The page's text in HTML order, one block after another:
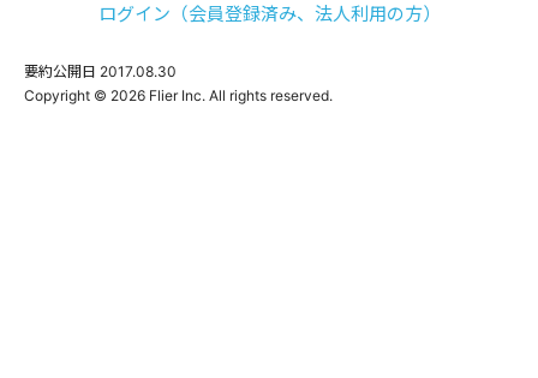
ログイン（会員登録済み、法人利用の方）
要約公開日 2017.08.30